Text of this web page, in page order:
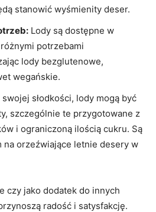
stanowić wyśmienity deser.
Lody są dostępne w
potrzebami
lody bezglutenowe,
wegańskie.
swojej słodkości, lody mogą być
szczególnie te przygotowane z
i ograniczoną ilością cukru. Są
na orzeźwiające letnie desery w
czy jako dodatek do innych
radość i satysfakcję.